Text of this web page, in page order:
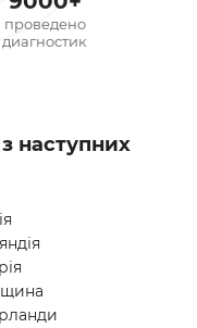
проведено
диагностик
наступних